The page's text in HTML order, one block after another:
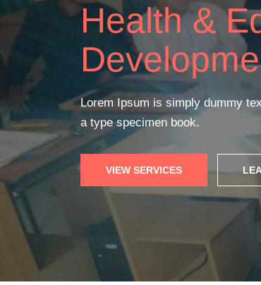
Online
Lorem Ipsum is simply dummy
a type specimen book.
READ MORE GET